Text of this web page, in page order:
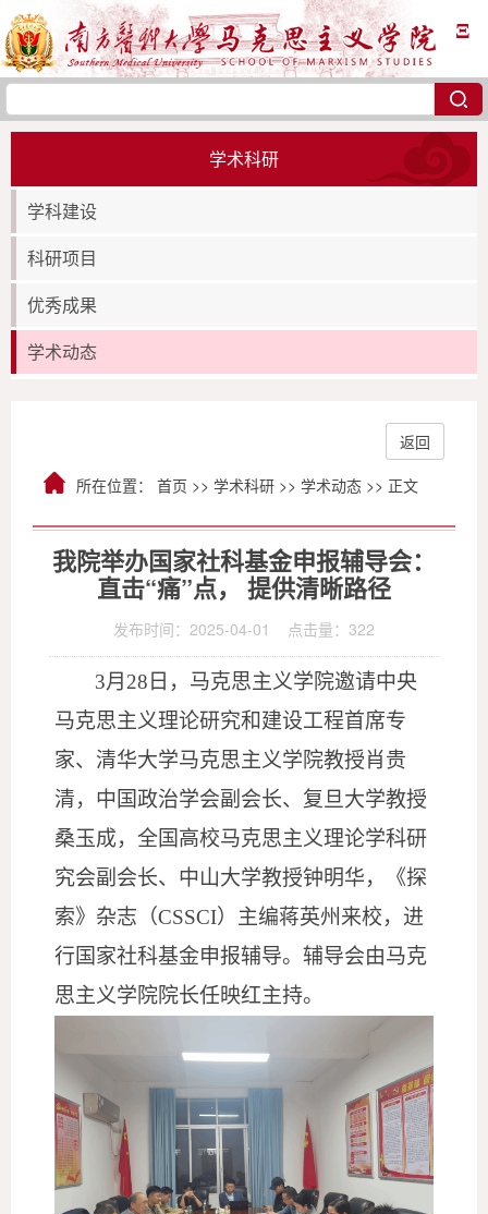
Ξ
学术科研
学科建设
科研项目
优秀成果
学术动态
所在位置： 首页 >> 学术科研 >> 学术动态 >> 正文
返回
我院举办国家社科基金申报辅导会：
直击“痛”点， 提供清晰路径
发布时间：2025-04-01 点击量： 322
3月28日，马克思主义学院邀请中央
马克思主义理论研究和建设工程首席专
家、清华大学马克思主义学院教授肖贵
清，中国政治学会副会长、复旦大学教授
桑玉成，全国高校马克思主义理论学科研
究会副会长、中山大学教授钟明华，《探
索》杂志（CSSCI）主编蒋英州来校，进
行国家社科基金申报辅导。辅导会由马克
思主义学院院长任映红主持。